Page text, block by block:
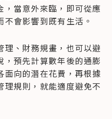
，當意外來臨，即可從應
會影響到既有生活。
理、財務規畫，也可以避
，預先計算數年後的通膨
面向的潛在花費，再根據
理規則，就能適度避免不